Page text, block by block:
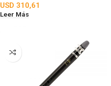
USD 310,61
Leer Más